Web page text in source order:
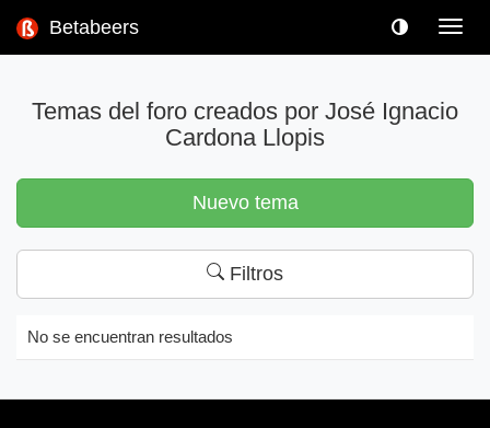
Betabeers
Temas del foro creados por José Ignacio
Cardona Llopis
Nuevo tema
Filtros
No se encuentran resultados